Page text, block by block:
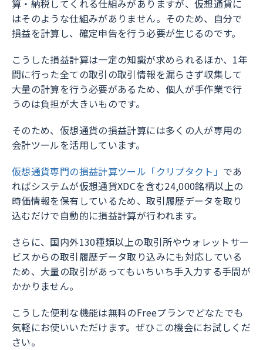
算・納税してくれる仕組みがありますが、仮想通貨に
はそのような仕組みがありません。そのため、自分で
損益を計算し、確定申告を行う必要が生じるのです。
こうした損益計算は一定の知識が求められるほか、1年
間に行った全ての取引の取引情報を漏らさず収集して
大量の計算を行う必要があるため、個人が手作業で行
うのは負担が大きいものです。
そのため、仮想通貨の損益計算には多くの人が専用の
会計ツールを活用しています。
仮想通貨専門の損益計算ツール「クリプタクト」 であ
ればシステムが仮想通貨XDCを含む24,000銘柄以上の
時価情報を保有しているため、取引履歴データを取り
込むだけで自動的に損益計算が行われます。
さらに、国内外130種類以上の取引所やウォレットサー
ビスからの取引履歴データ取り込みにも対応している
ため、大量の取引があってもいちいち手入力する手間が
かかりません。
こうした便利な機能は無料のFreeプランでどなたでも
気軽にお使いいただけます。ぜひこの機会にお試しくだ
さい。